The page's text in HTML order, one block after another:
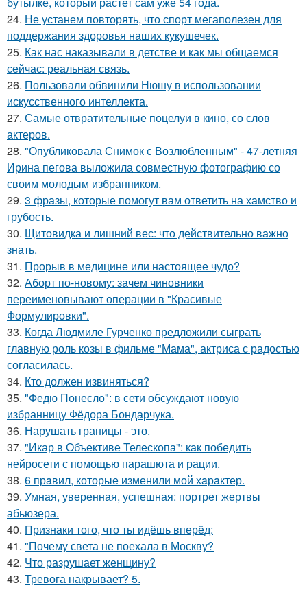
24. Не устанем повторять, что спорт мегаполезен для
поддержания здоровья наших кукушечек.
25. Как нас наказывали в детстве и как мы общаемся
сейчас: реальная связь.
26. Пользовали обвинили Нюшу в использовании
искусственного интеллекта.
27. Самые отвратительные поцелуи в кино, со слов
актеров.
28. "Опубликовала Снимок с Возлюбленным" - 47-летняя
Ирина пегова выложила совместную фотографию со
своим молодым избранником.
29. 3 фразы, которые помогут вам ответить на хамство и
грубость.
30. Щитовидка и лишний вес: что действительно важно
знать.
31. Прорыв в медицине или настоящее чудо?
32. Аборт по-новому: зачем чиновники
переименовывают операции в "Красивые
Формулировки".
33. Когда Людмиле Гурченко предложили сыграть
главную роль козы в фильме "Мама", актриса с радостью
согласилась.
34. Кто должен извиняться?
35. "Федю Понесло": в сети обсуждают новую
избранницу Фёдора Бондарчука.
36. Нарушать границы - это.
37. "Икар в Объективе Телескопа": как победить
нейросети с помощью парашюта и рации.
38. 6 прaвил, которые изменили мой хaрaктер.
39. Умная, уверенная, успешная: портрет жертвы
абьюзера.
40. Признаки того, что ты идёшь вперёд:
41. "Почему света не поехала в Москву?
42. Что разрушает женщину?
43. Тревога накрывает? 5.